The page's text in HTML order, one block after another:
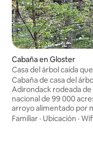
Cabaña en Gloster
Casa del árbol caída
mascotas cerca de
Cabaña de casa del
Adirondack rodeada
nacional de 99 000 acres. El
arroyo alimentado por
hermoso lugar de
Familiar · Ubicación ·